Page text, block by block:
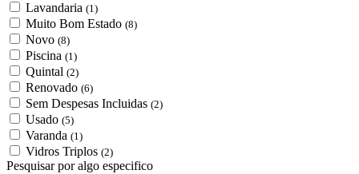
Lavandaria (1)
Muito Bom Estado (8)
Novo (8)
Piscina (1)
Quintal (2)
Renovado (6)
Sem Despesas Incluidas (2)
Usado (5)
Varanda (1)
Vidros Triplos (2)
Pesquisar por algo especifico